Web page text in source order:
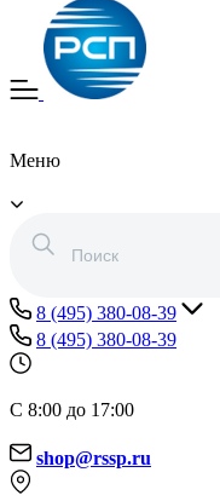
Меню
8 (495) 380-08-39
8 (495) 380-08-39
С 8:00 до 17:00
shop@rssp.ru